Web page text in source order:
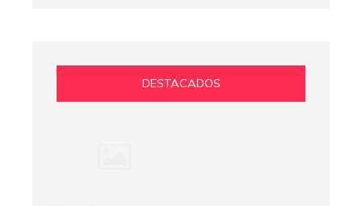
DESTACADOS